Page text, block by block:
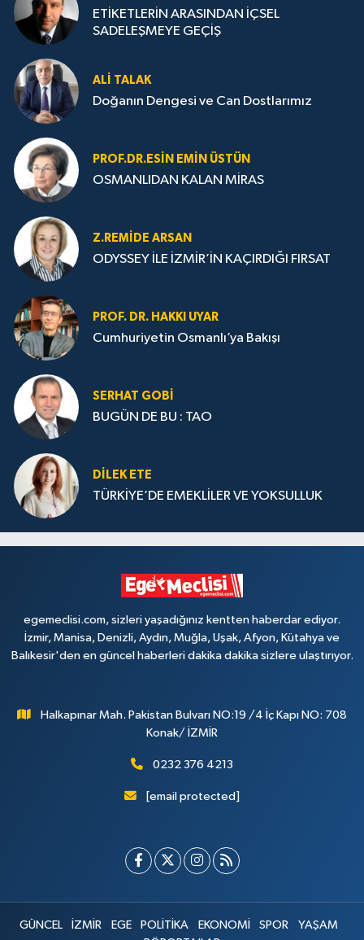
ETİKETLERİN ARASINDAN İÇSEL
SADELEŞMEYE GEÇİŞ
ALI TALAK
Doğanın Dengesi ve Can Dostlarımız
PROF.DR.ESIN EMIN ÜSTÜN
OSMANLIDAN KALAN MİRAS
Z.REMIDE ARSAN
ODYSSEY İLE İZMİR’İN KAÇIRDIĞI FIRSAT
PROF. DR. HAKKI UYAR
Cumhuriyetin Osmanlı’ya Bakışı
SERHAT GOBİ
BUGÜN DE BU : TAO
DILEK ETE
TÜRKİYE’DE EMEKLİLER VE YOKSULLUK
egemeclisi.com, sizleri yaşadığınız kentten haberdar ediyor.
İzmir, Manisa, Denizli, Aydın, Muğla, Uşak, Afyon, Kütahya ve
Balıkesir'den en güncel haberleri dakika dakika sizlere ulaştırıyor.
Halkapınar Mah. Pakistan Bulvarı NO:19 /4 İç Kapı NO: 708
Konak/ İZMİR
0232 376 4213
[email protected]
GÜNCEL İZMİR EGE POLİTİKA EKONOMİ SPOR
YAŞAM